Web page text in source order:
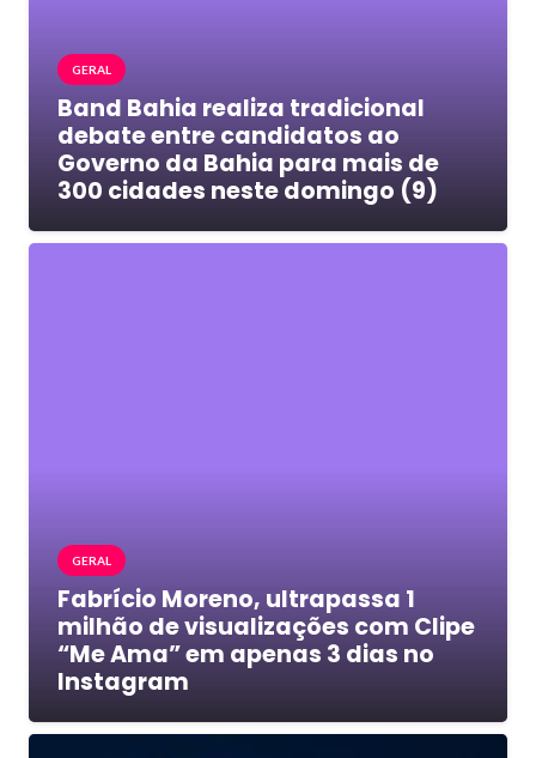
GERAL
Band Bahia realiza tradicional
debate entre candidatos ao
Governo da Bahia para mais de
300 cidades neste domingo (9)
GERAL
Fabrício Moreno, ultrapassa 1
milhão de visualizações com Clipe
“Me Ama” em apenas 3 dias no
Instagram